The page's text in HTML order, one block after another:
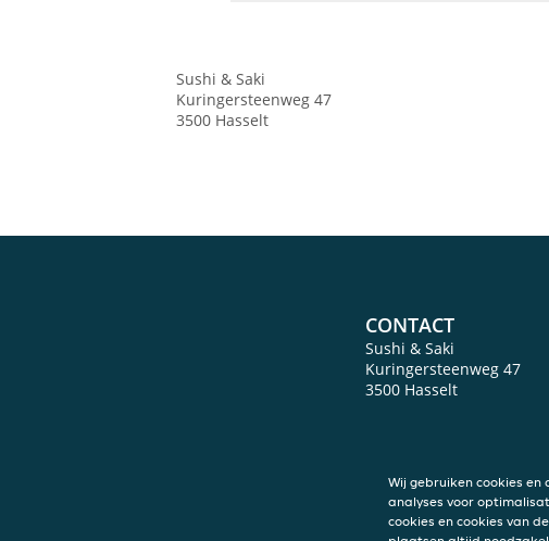
Sushi & Saki
Kuringersteenweg 47
3500 Hasselt
CONTACT
Sushi & Saki
Kuringersteenweg 47
3500 Hasselt
Wij gebruiken cookies
analyses voor
cookies en cookies van